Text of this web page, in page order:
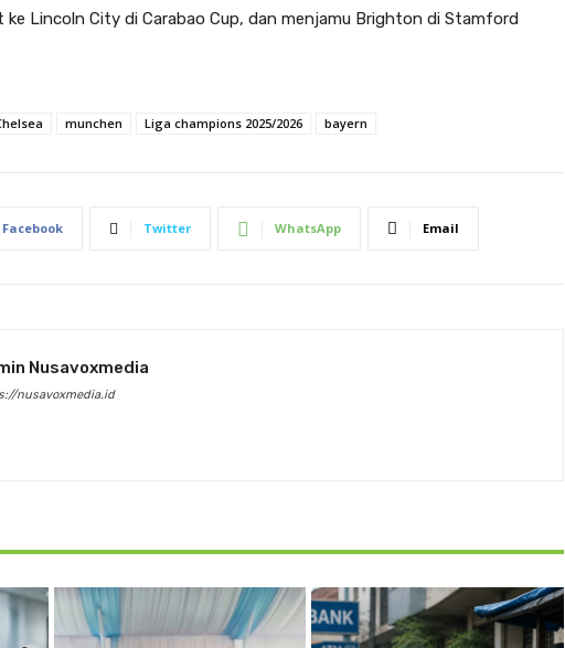
ke Lincoln City di Carabao Cup, dan menjamu Brighton di Stamford
munchen Liga champions 2025/2026 bayern
Facebook Twitter WhatsApp Email
Nusavoxmedia
nusavoxmedia.id